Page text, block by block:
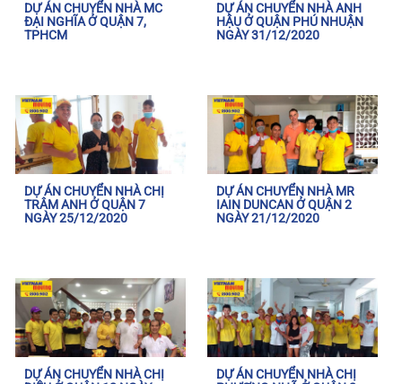
DỰ ÁN CHUYỂN NHÀ MC
ĐẠI NGHĨA Ở QUẬN 7,
TPHCM
DỰ ÁN CHUYỂN NHÀ ANH
HẬU Ở QUẬN PHÚ NHUẬN
NGÀY 31/12/2020
DỰ ÁN CHUYỂN NHÀ CHỊ
TRÂM ANH Ở QUẬN 7
NGÀY 25/12/2020
DỰ ÁN CHUYỂN NHÀ MR
IAIN DUNCAN Ở QUẬN 2
NGÀY 21/12/2020
DỰ ÁN CHUYỂN NHÀ CHỊ
DỰ ÁN CHUYỂN NHÀ CHỊ